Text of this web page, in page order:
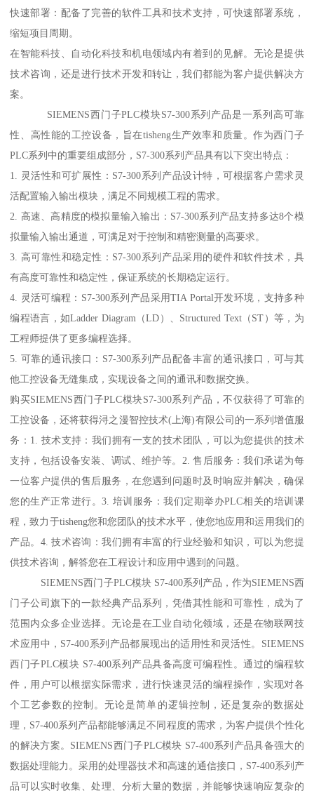
快速部署：配备了完善的软件工具和技术支持，可快速部署系统，
缩短项目周期。
在智能科技、自动化科技和机电领域内有着到的见解。无论是提供
技术咨询，还是进行技术开发和转让，我们都能为客户提供解决方
案。
SIEMENS西门子PLC模块S7-300系列产品是一系列高可靠
性、高性能的工控设备，旨在tisheng生产效率和质量。作为西门子
PLC系列中的重要组成部分，S7-300系列产品具有以下突出特点：
1. 灵活性和可扩展性：S7-300系列产品设计特，可根据客户需求灵
活配置输入输出模块，满足不同规模工程的需求。
2. 高速、高精度的模拟量输入输出：S7-300系列产品支持多达8个模
拟量输入输出通道，可满足对于控制和精密测量的高要求。
3. 高可靠性和稳定性：S7-300系列产品采用的硬件和软件技术，具
有高度可靠性和稳定性，保证系统的长期稳定运行。
4. 灵活可编程：S7-300系列产品采用TIA Portal开发环境，支持多种
编程语言，如Ladder Diagram（LD）、Structured Text（ST）等，为
工程师提供了更多编程选择。
5. 可靠的通讯接口：S7-300系列产品配备丰富的通讯接口，可与其
他工控设备无缝集成，实现设备之间的通讯和数据交换。
购买SIEMENS西门子PLC模块S7-300系列产品，不仅获得了可靠的
工控设备，还将获得浔之漫智控技术(上海)有限公司的一系列增值服
务：1. 技术支持：我们拥有一支的技术团队，可以为您提供的技术
支持，包括设备安装、调试、维护等。2. 售后服务：我们承诺为每
一位客户提供的售后服务，在您遇到问题时及时响应并解决，确保
您的生产正常进行。3. 培训服务：我们定期举办PLC相关的培训课
程，致力于tisheng您和您团队的技术水平，使您地应用和运用我们的
产品。4. 技术咨询：我们拥有丰富的行业经验和知识，可以为您提
供技术咨询，解答您在工程设计和应用中遇到的问题。
SIEMENS西门子PLC模块 S7-400系列产品，作为SIEMENS西
门子公司旗下的一款经典产品系列，凭借其性能和可靠性，成为了
范围内众多企业选择。无论是在工业自动化领域，还是在物联网技
术应用中，S7-400系列产品都展现出的适用性和灵活性。SIEMENS
西门子PLC模块 S7-400系列产品具备高度可编程性。通过的编程软
件，用户可以根据实际需求，进行快速灵活的编程操作，实现对各
个工艺参数的控制。无论是简单的逻辑控制，还是复杂的数据处
理，S7-400系列产品都能够满足不同程度的需求，为客户提供个性化
的解决方案。SIEMENS西门子PLC模块 S7-400系列产品具备强大的
数据处理能力。采用的处理器技术和高速的通信接口，S7-400系列产
品可以实时收集、处理、分析大量的数据，并能够快速响应复杂的